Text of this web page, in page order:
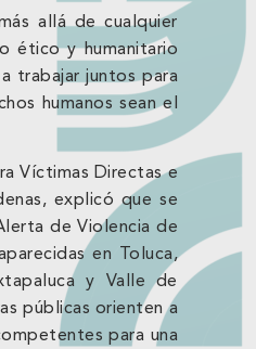
allá de cualquier
ético y humanitario
trabajar juntos para
humanos sean el
Víctimas Directas e
explicó que se
de Violencia de
en Toluca,
y Valle de
públicas orienten a
para una